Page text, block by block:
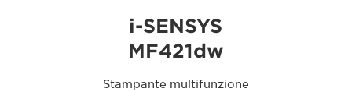
i-SENSYS
MF421dw
Stampante multifunzione